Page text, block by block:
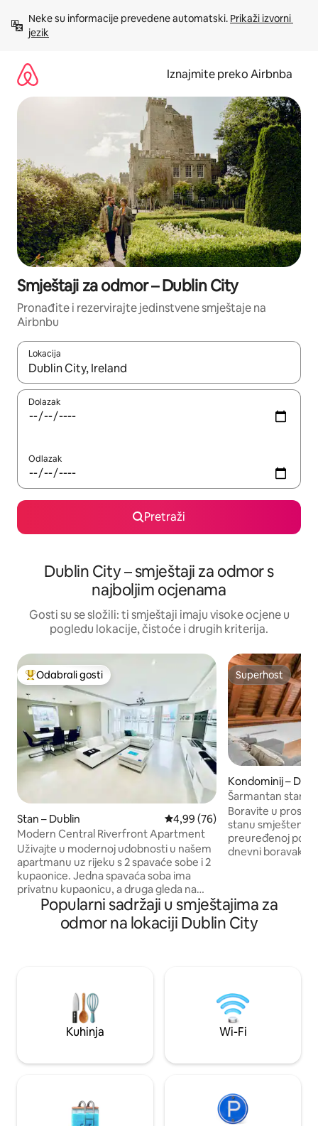
sadržaj
Neke su informacije prevedene automatski. Prikaži izvorni
jezik
Iznajmite preko Airbnba
Smještaji za odmor – Dublin City
Pronađite i rezervirajte jedinstvene smještaje na
Airbnbu
Lokacija
Kada budu dostupni rezultati, moći ćete ih pregledati
Dolazak
Odlazak
Pretraži
Dublin City – smještaji za odmor s
najboljim ocjenama
Gosti su se složili: ti smještaji imaju visoke ocjene u
pogledu lokacije, čistoće i drugih kriterija.
Među najviše rangiranima s oznakom „Odabrali gosti”
Odabrali gosti
Stan – Dublin Prosječna ocjena: 4,99/5,
4,99 (76)
Modern Central Riverfront Apartment
Uživajte u modernoj udobnosti u našem
apartmanu uz rijeku s 2 spavaće sobe i 2
kupaonice. Jedna spavaća soba ima
privatnu kupaonicu, a druga gleda na
rijeku. Dnevni boravak, kuhinja i
blagovaonica otvorenog su plana i nude
panoramski pogled, a tu je i balkon na
svrhu sigurnosti, ne prati se i snimkama
se pristupa samo u hitnim slučajevima ili
ako Airbnb to zatraži. Imajte na umu da
smještaj smiju ući samo gosti koji su
Superhost
Superhost
Kondominij –
Šarmantan stan u
stropovima
Boravite u
stanu
preuređenoj
dnevni boravak s
mrežom,
sadržajima.
do parka St
krevetić
Zabranjeno
dozvoljeni
Popularni sadržaji u smještajima za
odmor na lokaciji Dublin City
Kuhinja Wi-Fi